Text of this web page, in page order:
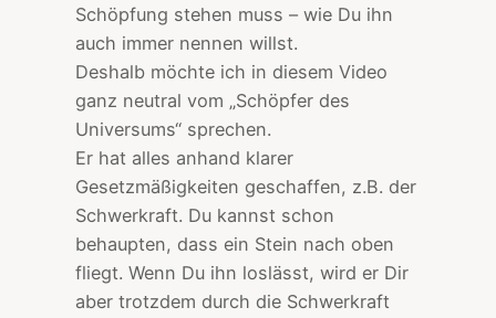
Schöpfung stehen muss – wie Du ihn
auch immer nennen willst.
Deshalb möchte ich in diesem Video
ganz neutral vom „Schöpfer des
Universums“ sprechen.
Er hat alles anhand klarer
Gesetzmäßigkeiten geschaffen, z.B. der
Schwerkraft. Du kannst schon
behaupten, dass ein Stein nach oben
fliegt. Wenn Du ihn loslässt, wird er Dir
aber trotzdem durch die Schwerkraft